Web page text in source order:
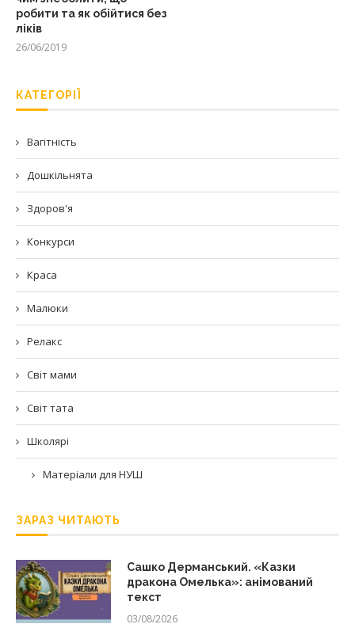
робити та як обійтися без
ліків
26/06/2019
КАТЕГОРІЇ
Вагітність
Дошкільнята
Здоров'я
Конкурси
Краса
Малюки
Релакс
Світ мами
Світ тата
Школярі
Матеріали для НУШ
ЗАРАЗ ЧИТАЮТЬ
Сашко Дерманський. «Казки
дракона Омелька»: анімований
текст
03/08/2026